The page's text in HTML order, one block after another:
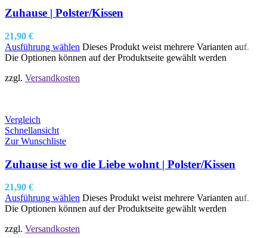
Zuhause | Polster/Kissen
21,90 €
Ausführung wählen Dieses Produkt weist mehrere Varianten auf.
Die Optionen können auf der Produktseite gewählt werden
zzgl. Versandkosten
Vergleich
Schnellansicht
Zur Wunschliste
Zuhause ist wo die Liebe wohnt | Polster/Kissen
21,90 €
Ausführung wählen Dieses Produkt weist mehrere Varianten auf.
Die Optionen können auf der Produktseite gewählt werden
zzgl. Versandkosten